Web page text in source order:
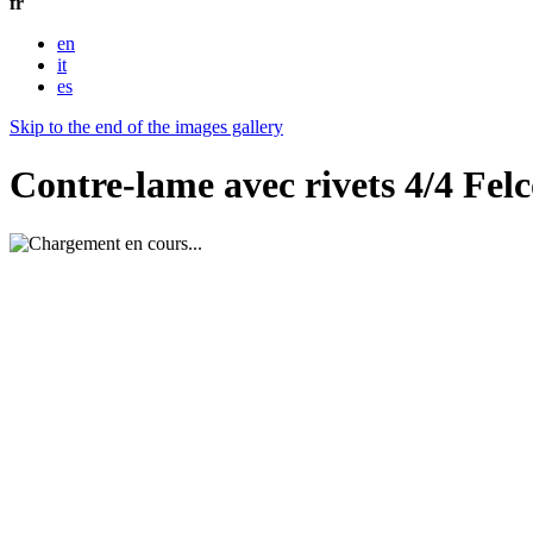
en
it
es
Skip to the end of the images gallery
Contre-lame avec rivets 4/4